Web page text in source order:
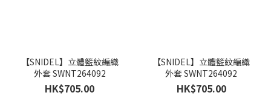
【SNIDEL】立體籃紋編織
外套 SWNT264092
HK$705.00
【SNIDEL】立體籃紋編織
外套 SWNT264092
HK$705.00